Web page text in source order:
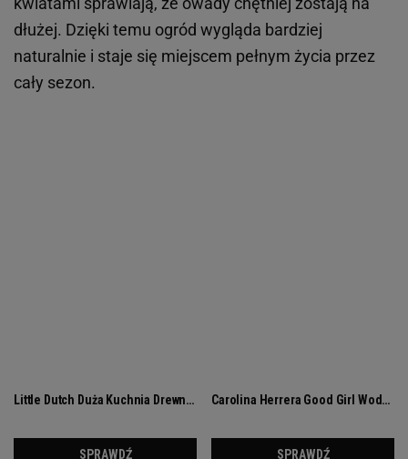
dłużej. Dzięki temu ogród wygląda bardziej
naturalnie i staje się miejscem pełnym życia przez
cały sezon.